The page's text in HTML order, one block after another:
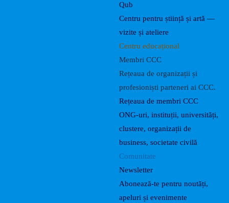
Qub
Centru pentru știință și artă —
vizite și ateliere
Centru educațional
Membri CCC
Rețeaua de organizații și
profesioniști parteneri ai CCC.
Rețeaua de membri CCC
ONG-uri, instituții, universități,
clustere, organizații de
business, societate civilă
Comunitate
Newsletter
Abonează-te pentru noutăți,
apeluri și evenimente